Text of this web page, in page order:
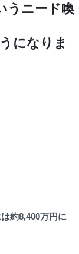
うニード喚
になりま
約8,400万円に